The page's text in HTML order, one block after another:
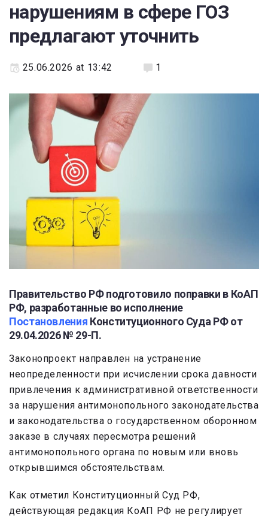
нарушениям в сфере ГОЗ
предлагают уточнить
25.06.2026 at 13:42 1
Правительство РФ подготовило поправки в КоАП
РФ, разработанные во исполнение
Постановления Конституционного Суда РФ от
29.04.2026 № 29-П.
Законопроект направлен на устранение
неопределенности при исчислении срока давности
привлечения к административной ответственности
за нарушения антимонопольного законодательства
и законодательства о государственном оборонном
заказе в случаях пересмотра решений
антимонопольного органа по новым или вновь
открывшимся обстоятельствам.
Как отметил Конституционный Суд РФ,
действующая редакция КоАП РФ не регулирует